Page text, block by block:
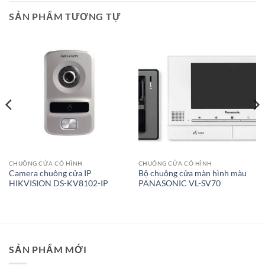
SẢN PHẨM TƯƠNG TỰ
CHUÔNG CỬA CÓ HÌNH
Camera chuông cửa IP
HIKVISION DS-KV8102-IP
CHUÔNG CỬA CÓ HÌNH
Bộ chuông cửa màn hình màu
PANASONIC VL-SV70
SẢN PHẨM MỚI